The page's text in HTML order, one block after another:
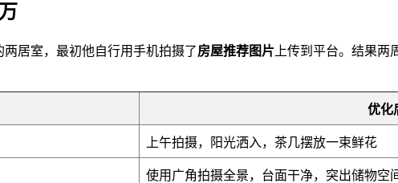
居室，最初他自行用手机拍摄了房屋推荐图片 上传到平台。结果
优化
上午拍摄，阳光洒入，茶几摆放一束鲜花
使用广角拍摄全景，台面干净，突出储物空